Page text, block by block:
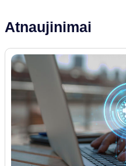
Atnaujinimai